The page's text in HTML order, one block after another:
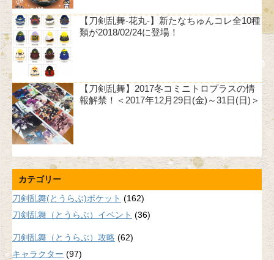
【刀剣乱舞-花丸-】新たなちゅんコレ全10種
類が2018/02/24に登場！
【刀剣乱舞】2017冬コミニトロプラスの情
報解禁！＜2017年12月29日(金)～31日(日)＞
カテゴリー
刀剣乱舞(とうらぶ)ポケット (162)
刀剣乱舞（とうらぶ）イベント (36)
刀剣乱舞（とうらぶ）攻略 (62)
キャラクター (97)